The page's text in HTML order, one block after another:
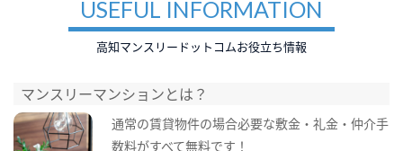
USEFUL INFORMATION
高知マンスリードットコムお役立ち情報
マンスリーマンションとは？
通常の賃貸物件の場合必要な敷金・礼金・仲介手
数料がすべて無料です！